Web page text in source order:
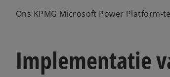
Ons KPMG Microsoft Power Platform-
Implementatie